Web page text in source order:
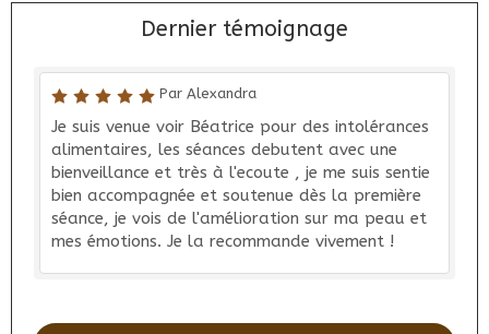
Dernier témoignage
Par Alexandra
Je suis venue voir Béatrice pour des intolérances
alimentaires, les séances debutent avec une
bienveillance et très à l'ecoute , je me suis sentie
bien accompagnée et soutenue dès la première
séance, je vois de l'amélioration sur ma peau et
mes émotions. Je la recommande vivement !